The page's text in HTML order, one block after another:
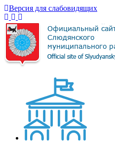
Версия для слабовидящих